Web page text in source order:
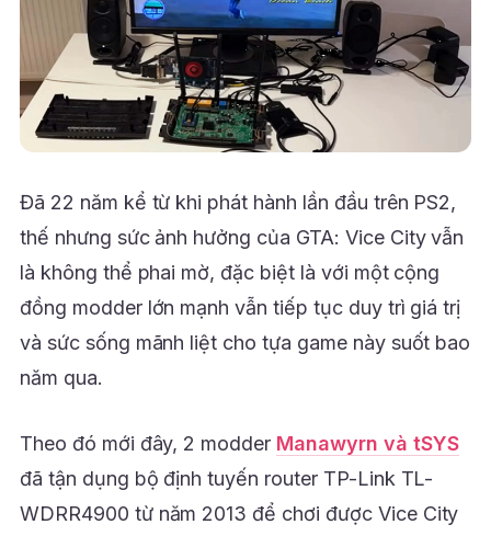
Đã 22 năm kể từ khi phát hành lần đầu trên PS2,
thế nhưng sức ảnh hưởng của GTA: Vice City vẫn
là không thể phai mờ, đặc biệt là với một cộng
đồng modder lớn mạnh vẫn tiếp tục duy trì giá trị
và sức sống mãnh liệt cho tựa game này suốt bao
năm qua.
Theo đó mới đây, 2 modder Manawyrn và tSYS
đã tận dụng bộ định tuyến router TP-Link TL-
WDRR4900 từ năm 2013 để chơi được Vice City